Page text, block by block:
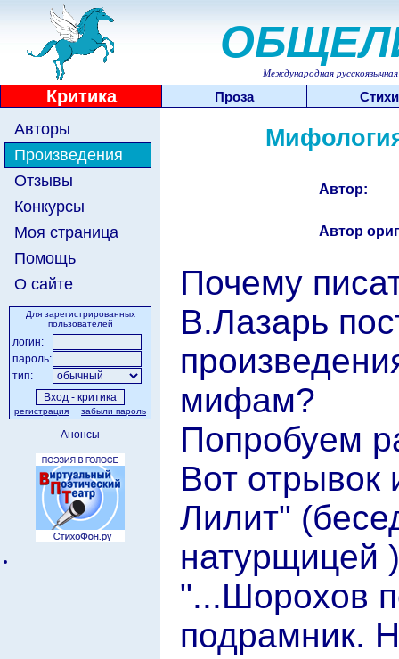
Международная
Критика Проза Стихи
Авторы
Произведения
Отзывы
Конкурсы
Моя страница
Помощь
О сайте
Для зарегистрированных
пользователей
логин:
пароль:
тип:
регистрация забыли пароль
Анонсы
Автор:
Автор
Почему
В.Лазарь
мифам?
Попробуем
Вот отрывок
Лилит"
натурщицей
"...Шорохов
подрамник.